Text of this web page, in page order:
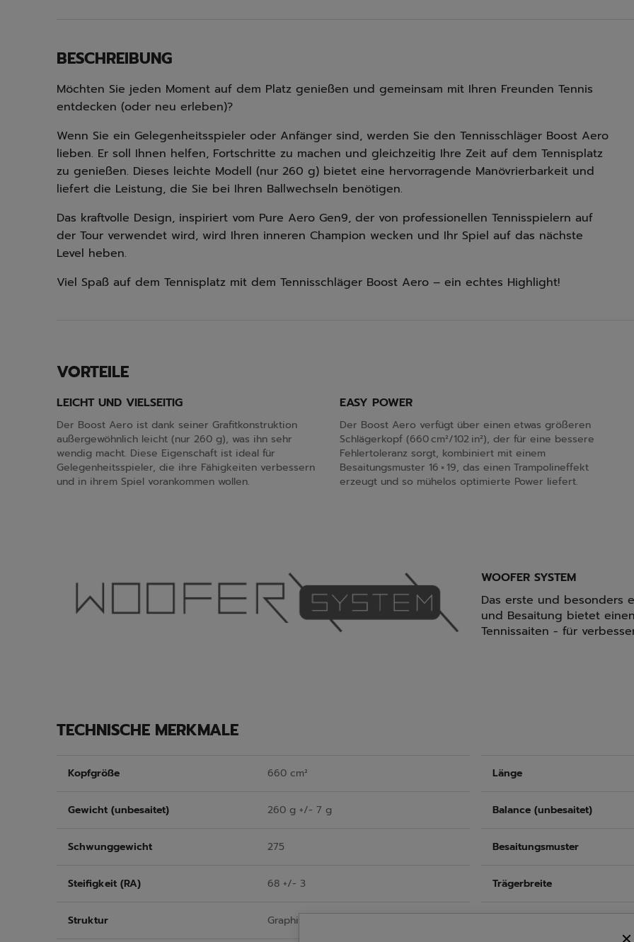
BESCHREIBUNG
Möchten Sie jeden Moment auf dem Platz genießen und gemeinsam mit Ihren Freunden Tennis
entdecken (oder neu erleben)?
Wenn Sie ein Gelegenheitsspieler oder Anfänger sind, werden Sie den Tennisschläger Boost Aero
lieben. Er soll Ihnen helfen, Fortschritte zu machen und gleichzeitig Ihre Zeit auf dem Tennisplatz
zu genießen. Dieses leichte Modell (nur 260 g) bietet eine hervorragende Manövrierbarkeit und
liefert die Leistung, die Sie bei Ihren Ballwechseln benötigen.
Das kraftvolle Design, inspiriert vom Pure Aero Gen9, der von professionellen Tennisspielern auf
der Tour verwendet wird, wird Ihren inneren Champion wecken und Ihr Spiel auf das nächste
Level heben.
Viel Spaß auf dem Tennisplatz mit dem Tennisschläger Boost Aero – ein echtes Highlight!
VORTEILE
LEICHT UND VIELSEITIG
Der Boost Aero ist dank seiner Grafitkonstruktion
außergewöhnlich leicht (nur 260 g), was ihn sehr
wendig macht. Diese Eigenschaft ist ideal für
Gelegenheitsspieler, die ihre Fähigkeiten verbessern
und in ihrem Spiel vorankommen wollen.
EASY POWER
Der Boost Aero verfügt über einen etwas größeren
Schlägerkopf (660 cm²/102 in²), der für eine bessere
Fehlertoleranz sorgt, kombiniert mit einem
Besaitungsmuster 16 × 19, das einen Trampolineffekt
erzeugt und so mühelos optimierte Power liefert.
WOOFER SYSTEM
Das erste und besonders
und Besaitung bietet
Tennissaiten - für
TECHNISCHE MERKMALE
Kopfgröße 660 cm² Länge
Gewicht (unbesaitet) 260 g +/- 7 g Balance (unbesaitet)
Schwunggewicht 275 Besaitungsmuster
Steifigkeit (RA) 68 +/- 3 Trägerbreite
Struktur Graphite